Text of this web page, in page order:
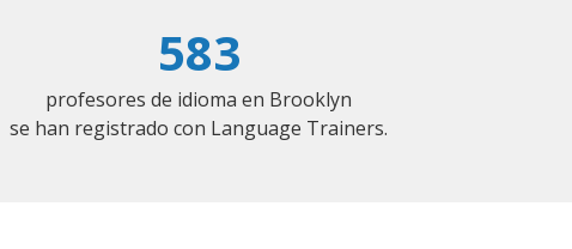
583
profesores de idioma en Brooklyn
se han registrado con Language Trainers.